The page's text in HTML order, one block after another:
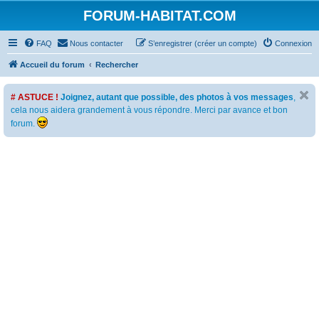
FORUM-HABITAT.COM
FAQ Nous contacter Connexion
S’enregistrer (créer un compte)
Accueil du forum Rechercher
# ASTUCE ! Joignez, autant que possible, des photos à vos messages,
cela nous aidera grandement à vous répondre. Merci par avance et bon
forum.